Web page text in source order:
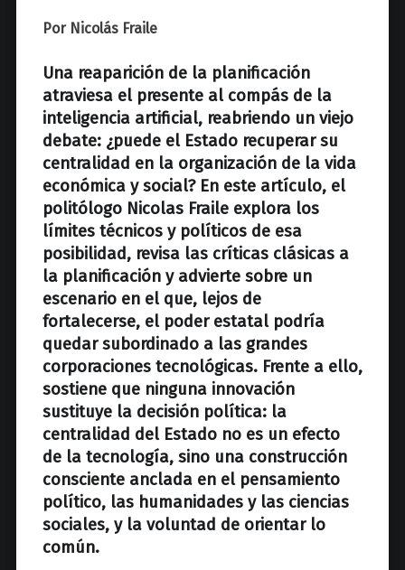
Por Nicolás Fraile
Una reaparición de la planificación
atraviesa el presente al compás de la
inteligencia artificial, reabriendo un viejo
debate: ¿puede el Estado recuperar su
centralidad en la organización de la vida
económica y social? En este artículo, el
politólogo Nicolas Fraile explora los
límites técnicos y políticos de esa
posibilidad, revisa las críticas clásicas a
la planificación y advierte sobre un
escenario en el que, lejos de
fortalecerse, el poder estatal podría
quedar subordinado a las grandes
corporaciones tecnológicas. Frente a ello,
sostiene que ninguna innovación
sustituye la decisión política: la
centralidad del Estado no es un efecto
de la tecnología, sino una construcción
consciente anclada en el pensamiento
político, las humanidades y las ciencias
sociales, y la voluntad de orientar lo
común.